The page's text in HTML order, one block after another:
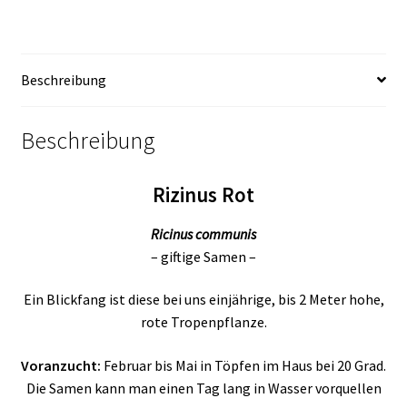
Beschreibung
Beschreibung
Rizinus Rot
Ricinus communis
– giftige Samen –
Ein Blickfang ist diese bei uns einjährige, bis 2 Meter hohe,
rote Tropenpflanze.
Voranzucht: Februar bis Mai in Töpfen im Haus bei 20 Grad.
Die Samen kann man einen Tag lang in Wasser vorquellen